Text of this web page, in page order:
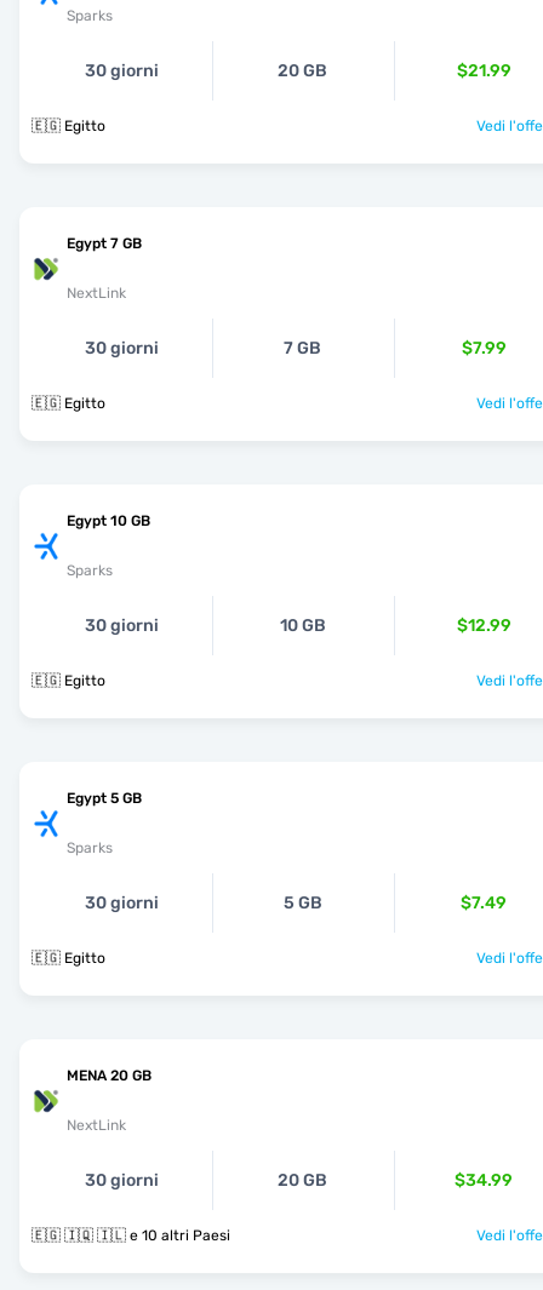
Sparks
30 giorni 20 GB $21.99
🇪🇬 Egitto Vedi
Egypt 7 GB
NextLink
30 giorni 7 GB $7.99
🇪🇬 Egitto Vedi
Egypt 10 GB
Sparks
30 giorni 10 GB $12.99
🇪🇬 Egitto Vedi
Egypt 5 GB
Sparks
30 giorni 5 GB $7.49
🇪🇬 Egitto Vedi
MENA 20 GB
NextLink
30 giorni 20 GB $34.99
🇪🇬 🇮🇶 🇮🇱 e 10 altri Paesi Vedi